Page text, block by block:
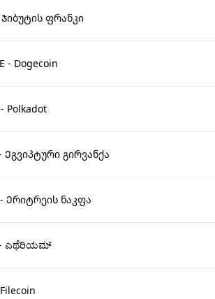
Ჯიბუტის ფრანკი
- Dogecoin
Polkadot
- Ეგვიპტური გირვანქა
- Ერიტრეის ნაკფა
- ಎಥೆರಿಯಮ್